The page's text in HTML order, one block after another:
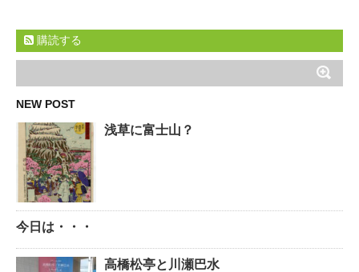
購読する
NEW POST
浅草に富士山？
今日は・・・
高橋松亭と川瀬巴水